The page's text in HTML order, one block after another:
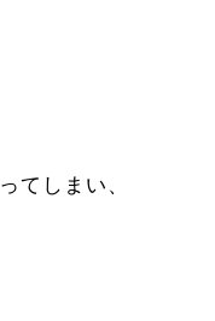
てしまい、